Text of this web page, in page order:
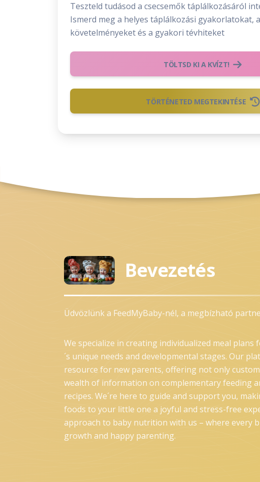
Teszteld tudásod a csecsemők táplálkozásáról
Ismerd meg a helyes táplálkozási gyakorlatokat,
követelményeket és a gyakori tévhiteket
TÖLTSD KI A KVÍZT!
TÖRTÉNETED MEGTEKINTÉSE
Bevezetés
Üdvözlünk a FeedMyBaby-nél, a megbízható
We specialize in creating individualized meal plans
´s unique needs and developmental stages. Our
resource for new parents, offering not only
wealth of information on complementary feeding
recipes. We´re here to guide and support you,
foods to your little one a joyful and stress-free
approach to baby nutrition with us – where every
growth and happy parenting.